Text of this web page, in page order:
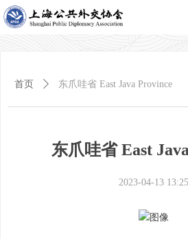
东爪哇省 East
首页 ꄲ 东爪哇省 East Java Province
2023-04-13 13:25